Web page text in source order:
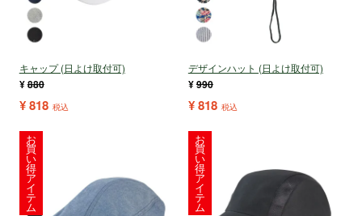
キャップ (日よけ取付可)
¥880
¥818 税込
デザインハット (日よけ取付可)
¥990
¥818 税込
お
買
い
得
ア
イ
テ
ム
お
買
い
得
ア
イ
テ
ム